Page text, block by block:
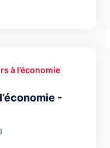
-
à l’économie